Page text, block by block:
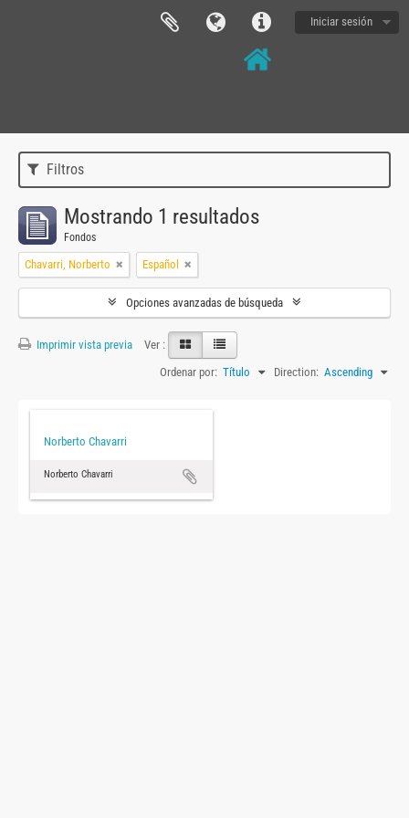
Iniciar sesión
Filtros
Mostrando 1 resultados
Fondos
Chavarri, Norberto Español
Opciones avanzadas de búsqueda
Imprimir vista previa
Ver :
Ordenar por: Título Direction: Ascending
Norberto Chavarri
Norberto Chavarri